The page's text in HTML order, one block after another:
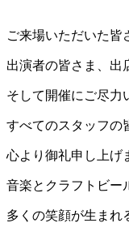
ご来場いただいた皆
出演者の皆さま、出
そして開催にご尽力
すべてのスタッフの
心より御礼申し上げ
音楽とクラフトビー
多くの笑顔が生まれ